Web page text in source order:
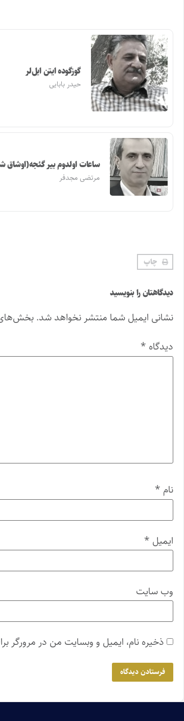
گوزگوده ایتن ایل‌لر
حیدر بابایی
ساعات اولدوم بیر گئجه(اوشاق
مرتضی مجدفر
چاپ
دیدگاهتان را بنویسید
نشانی ایمیل شما منتشر نخواهد شد.بخش‌های
دیدگاه *
نام *
ایمیل *
وب‌ سایت
ذخیره نام، ایمیل و وبسایت من در مرورگر